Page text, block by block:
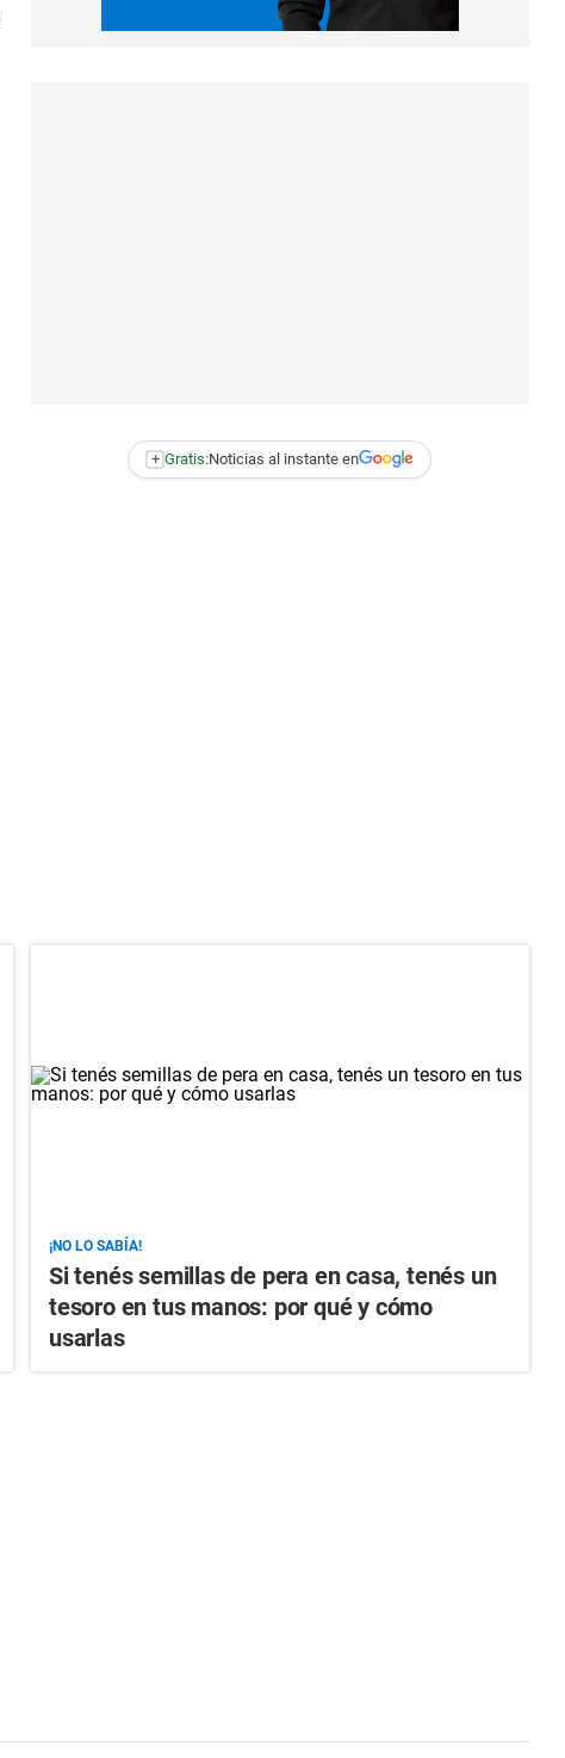
+ Gratis:Noticias al instante en
¡NO LO SABÍA!
Si tenés semillas de pera en casa, tenés un
tesoro en tus manos: por qué y cómo
usarlas